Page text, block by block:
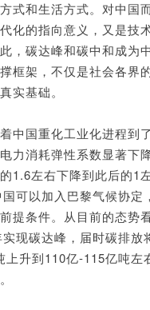
式和生活方式。对中国
化的指向意义，又是技
，碳达峰和碳中和成为
框架，不仅是社会各界
实基础。
中国重化工业化进程到
力消耗弹性系数显著下
1.6左右下降到此后的1
可以加入巴黎气候协定
提条件。从目前的态势
现碳达峰，届时碳排放
上升到110亿-115亿吨左